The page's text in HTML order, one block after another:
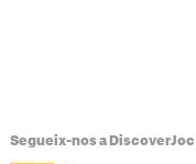
Segueix-nos a DiscoverJoc